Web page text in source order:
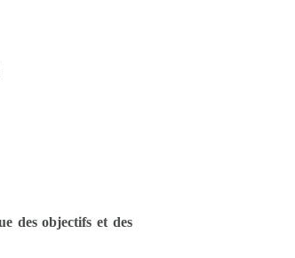
des objectifs et des